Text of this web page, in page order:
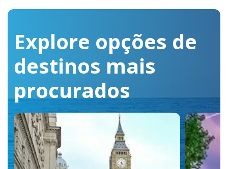
Explore opções de
destinos mais
procurados